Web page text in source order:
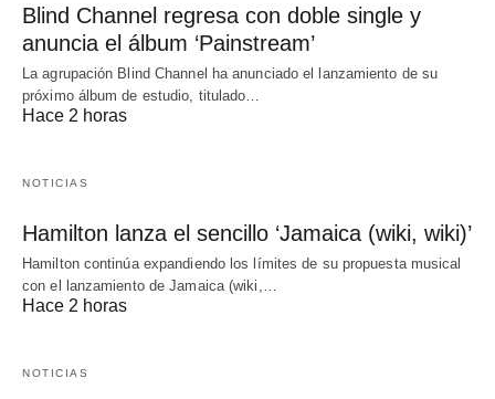
Blind Channel regresa con doble single y
anuncia el álbum ‘Painstream’
La agrupación Blind Channel ha anunciado el lanzamiento de su
próximo álbum de estudio, titulado…
Hace 2 horas
NOTICIAS
Hamilton lanza el sencillo ‘Jamaica (wiki, wiki)’
Hamilton continúa expandiendo los límites de su propuesta musical
con el lanzamiento de Jamaica (wiki,…
Hace 2 horas
NOTICIAS